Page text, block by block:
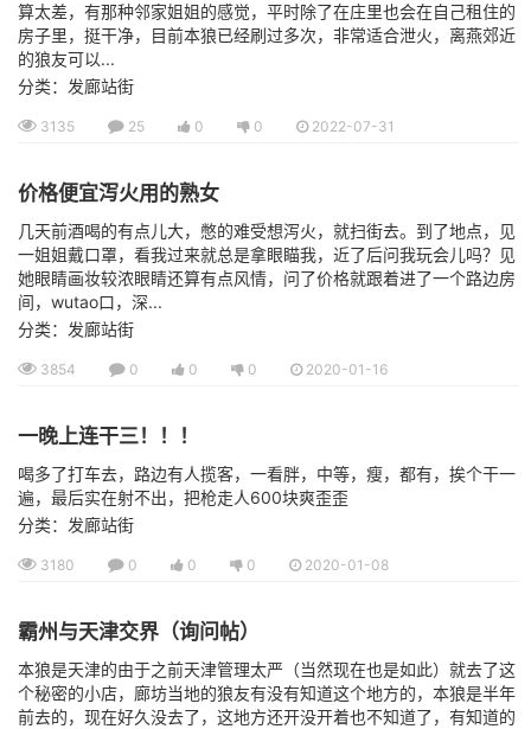
算太差，有那种邻家姐姐的感觉，平时除了在庄里也会在自己租住的
房子里，挺干净，目前本狼已经刷过多次，非常适合泄火，离燕郊近
的狼友可以...
分类：发廊站街
3135 25 0 0 2022-07-31
价格便宜泻火用的熟女
几天前酒喝的有点儿大，憋的难受想泻火，就扫街去。到了地点，见
一姐姐戴口罩，看我过来就总是拿眼瞄我，近了后问我玩会儿吗？见
她眼睛画妆较浓眼睛还算有点风情，问了价格就跟着进了一个路边房
间，wutao口，深...
分类：发廊站街
3854 0 0 0 2020-01-16
一晚上连干三！！！
喝多了打车去，路边有人揽客，一看胖，中等，瘦，都有，挨个干一
遍，最后实在射不出，把枪走人600块爽歪歪
分类：发廊站街
3180 0 0 0 2020-01-08
霸州与天津交界（询问帖）
本狼是天津的由于之前天津管理太严（当然现在也是如此）就去了这
个秘密的小店，廊坊当地的狼友有没有知道这个地方的，本狼是半年
前去的，现在好久没去了，这地方还开没开着也不知道了，有知道的